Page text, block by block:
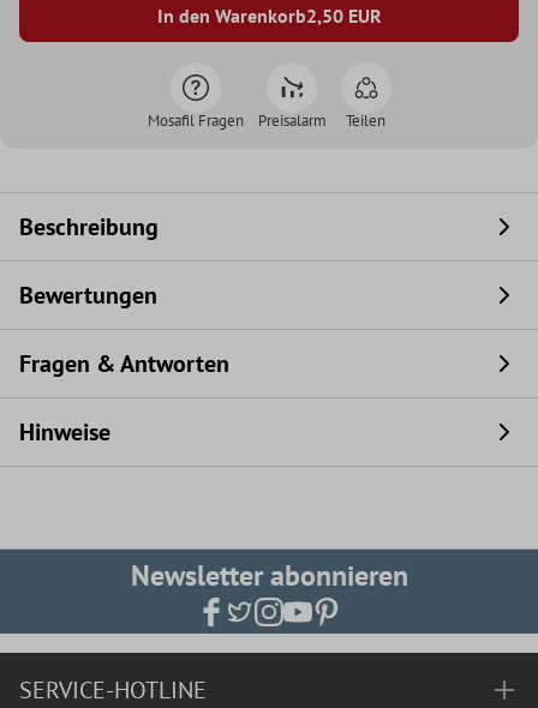
In den Warenkorb2,50EUR
Mosafil Fragen Preisalarm Teilen
Beschreibung
Bewertungen
Fragen & Antworten
Hinweise
Newsletter abonnieren
SERVICE-HOTLINE